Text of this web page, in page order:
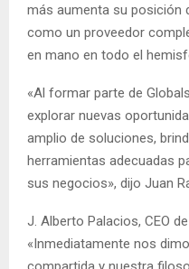
más aumenta su posición
como un proveedor
en mano en todo el
«Al formar parte de
explorar nuevas
amplio de soluciones,
herramientas adecuadas
sus negocios», dijo Juan
J. Alberto Palacios, CEO
«Inmediatamente nos